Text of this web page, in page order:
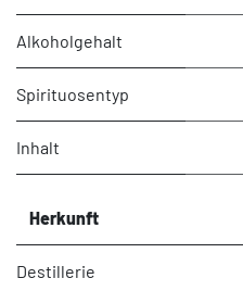
Alkoholgehalt
Spirituosentyp
Inhalt
Herkunft
Destillerie